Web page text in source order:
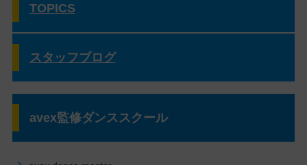
TOPICS
スタッフブログ
avex監修ダンススクール